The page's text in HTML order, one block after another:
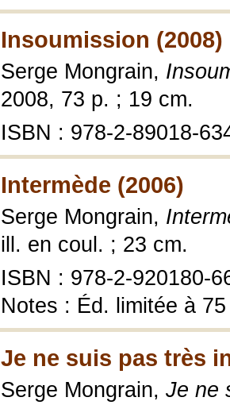
Insoumission (2008)
Serge Mongrain,
2008, 73 p. ; 19 cm.
ISBN : 978-2-89018-
Intermède (2006)
Serge Mongrain,
ill. en coul. ; 23 cm.
ISBN : 978-2-920180-
Notes : Éd. limitée à
Je ne suis pas très
Serge Mongrain, Je ne